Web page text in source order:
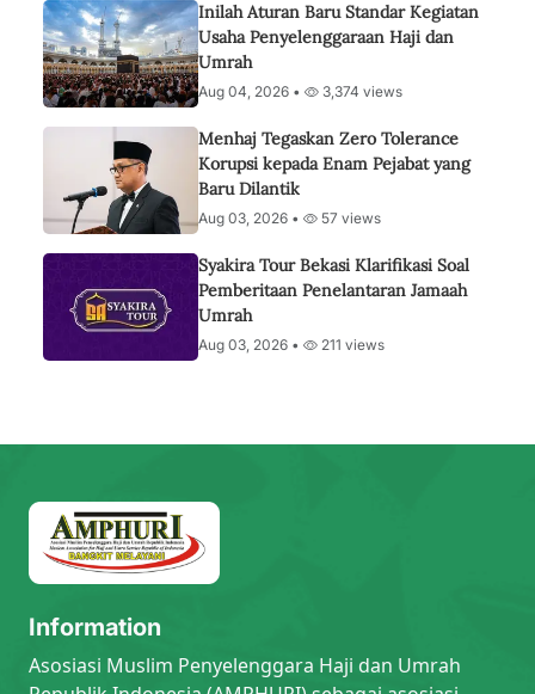
Inilah Aturan Baru Standar Kegiatan
Usaha Penyelenggaraan Haji dan
Umrah
Aug 04, 2026 • 3,374 views
Menhaj Tegaskan Zero Tolerance
Korupsi kepada Enam Pejabat yang
Baru Dilantik
Aug 03, 2026 • 57 views
Syakira Tour Bekasi Klarifikasi Soal
Pemberitaan Penelantaran Jamaah
Umrah
Aug 03, 2026 • 211 views
Information
Asosiasi Muslim Penyelenggara Haji dan Umrah